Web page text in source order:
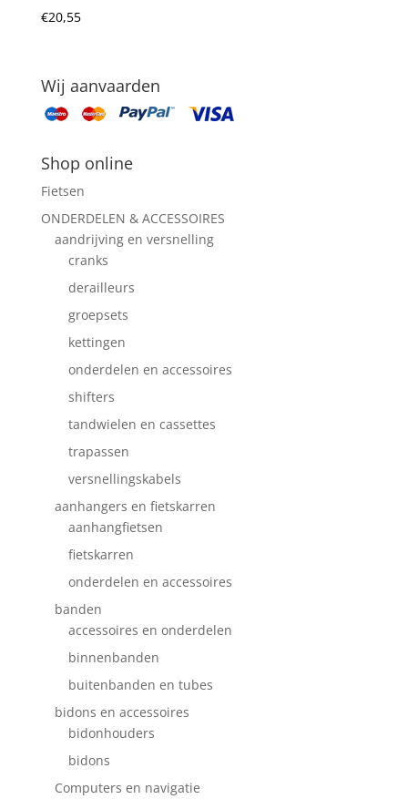
€20,55
Wij aanvaarden
Shop online
Fietsen
ONDERDELEN & ACCESSOIRES
aandrijving en versnelling
cranks
derailleurs
groepsets
kettingen
onderdelen en accessoires
shifters
tandwielen en cassettes
trapassen
versnellingskabels
aanhangers en fietskarren
aanhangfietsen
fietskarren
onderdelen en accessoires
banden
accessoires en onderdelen
binnenbanden
buitenbanden en tubes
bidons en accessoires
bidonhouders
bidons
Computers en navigatie